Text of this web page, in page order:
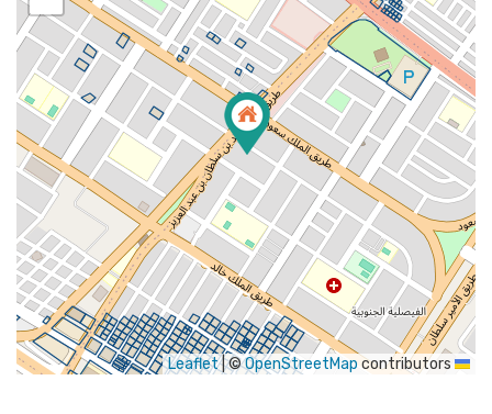
|©OpenStreetMap contributors